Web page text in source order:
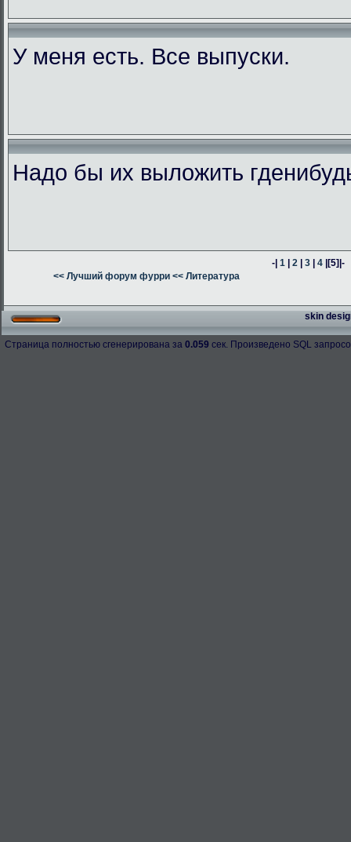
У меня есть. Все выпуски.
Надо бы их выложить
-|1 |2 |3 |4 |[5]|-
<< Лучший форум фурри << Литература
skin
Страница полностью сгенерирована за 0.059 сек. Произведено SQL